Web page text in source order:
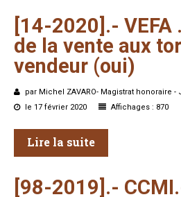
[14-2020].- VEFA
de la vente aux
vendeur (oui)
par Michel ZAVARO- Magistrat honoraire -
le 17 février 2020
Affichages : 870
Lire la suite
[98-2019].-